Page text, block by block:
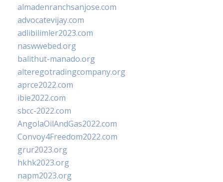
almadenranchsanjose.com
advocatevijay.com
adlibilimler2023.com
naswwebed.org
balithut-manado.org
alteregotradingcompany.org
aprce2022.com
ibie2022.com
sbcc-2022.com
AngolaOilAndGas2022.com
Convoy4Freedom2022.com
grur2023.org
hkhk2023.org
napm2023.org